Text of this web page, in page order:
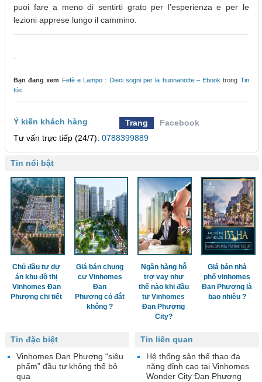
puoi fare a meno di sentirti grato per l’esperienza e per le
lezioni apprese lungo il cammino.
Bạn đang xem Fefè e Lampo : Dieci sogni per la buonanotte – Ebook trong Tin
tức
Ý kiến khách hàng Trang
Facebook
Tư vấn trực tiếp (24/7): 0788399889
Tin nổi bật
Chủ đầu tư dự
án khu đô thị
Vinhomes Đan
Phượng chi tiết
Giá bán chung
cư Vinhomes
Đan
Phượng có đắt
không ?
Ngân hàng hỗ
trợ vay như
thế nào khi đầu
tư Vinhomes
Đan Phượng
City?
Giá bán nhà
phố vinhomes
Đan Phượng là
bao nhiêu ?
Tin liên quan
Hệ thống sân thể thao đa
năng đỉnh cao tại Vinhomes
Wonder City Đan Phượng
Tin đặc biệt
Vinhomes Đan Phượng “siêu
phẩm” đầu tư không thể bỏ
qua